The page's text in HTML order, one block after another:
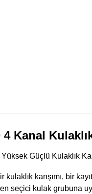
Kanal
Güçlü Kulaklık
karışımı, bir
seçici kulak grubuna